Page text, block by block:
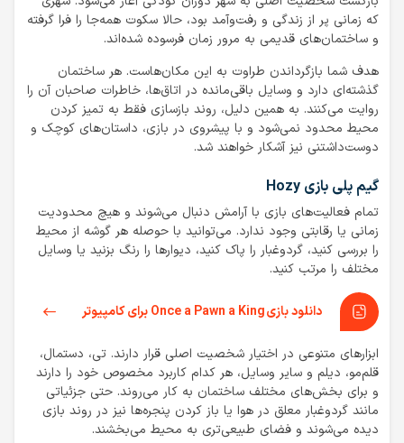
که زمانی پر از زندگی و رفت‌وآمد بود، حالا سکوت همه‌جا را فرا گرفته
و ساختمان‌های قدیمی به مرور زمان فرسوده شده‌اند.
هدف شما بازگرداندن طراوت به این مکان‌هاست. هر ساختمان
گذشته‌ای دارد و وسایل باقی‌مانده در اتاق‌ها، خاطرات صاحبان آن را
روایت می‌کنند. به همین دلیل، روند بازسازی فقط به تمیز کردن
محیط محدود نمی‌شود و با پیشروی در بازی، داستان‌های کوچک و
دوست‌داشتنی نیز آشکار خواهند شد.
گیم پلی بازی Hozy
تمام فعالیت‌های بازی با آرامش دنبال می‌شوند و هیچ محدودیت
زمانی یا رقابتی وجود ندارد. می‌توانید با حوصله هر گوشه از محیط
را بررسی کنید، گردوغبار را پاک کنید، دیوارها را رنگ بزنید یا وسایل
مختلف را مرتب کنید.
دانلود بازی Once a Pawn a King برای کامپیوتر
ابزارهای متنوعی در اختیار شخصیت اصلی قرار دارند. تی، دستمال،
قلم‌مو، دیلم و سایر وسایل، هر کدام کاربرد مخصوص خود را دارند
و برای بخش‌های مختلف ساختمان به کار می‌روند. حتی جزئیاتی
مانند گردوغبار معلق در هوا یا باز کردن پنجره‌ها نیز در روند بازی
دیده می‌شوند و فضای طبیعی‌تری به محیط می‌بخشند.